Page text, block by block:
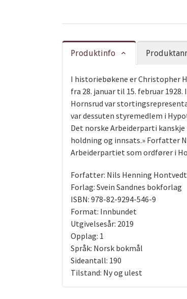
Produktinfo
I historiebøkene er Christopher
fra 28. januar til 15. februar
Hornsrud var
var dessuten styremedlem i
Det norske Arbeiderparti
holdning og innsats.» Forfatter
Arbeiderpartiet som ordfører i
Forfatter: Nils Henning Hontvedt
Forlag: Svein Sandnes bokforlag
ISBN: 978-82-9294-546-9
Format: Innbundet
Utgivelsesår: 2019
Opplag: 1
Språk: Norsk bokmål
Sideantall: 190
Tilstand: Ny og ulest